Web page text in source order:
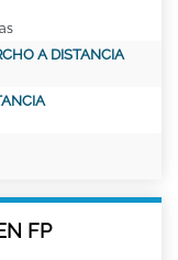
A DISTANCIA
FP